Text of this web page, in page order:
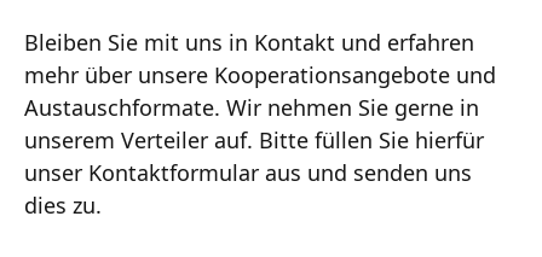
Bleiben Sie mit uns in Kontakt und erfahren
mehr über unsere Kooperationsangebote und
Austauschformate. Wir nehmen Sie gerne in
unserem Verteiler auf. Bitte füllen Sie hierfür
unser Kontaktformular aus und senden uns
dies zu.